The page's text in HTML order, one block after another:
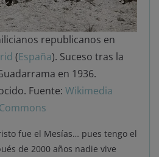
republicanos en
(España). Suceso tras la
en 1936.
Fuente: Wikimedia
Commons
fue el Mesías… pues tengo el
de 2000 años nadie vive